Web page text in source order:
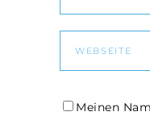
Meinen